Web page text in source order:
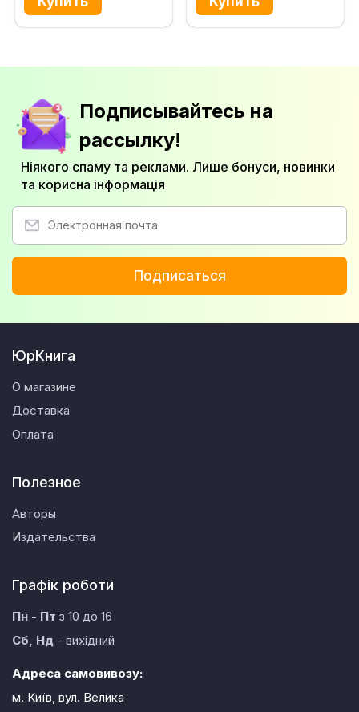
Подписывайтесь на
рассылку!
Ніякого спаму та реклами. Лише бонуси, новинки
та корисна інформація
Подписаться
ЮрКнига
О магазине
Доставка
Оплата
Полезное
Авторы
Издательства
Графік роботи
Пн - Пт з 10 до 16
Сб, Нд - вихідний
Адреса самовивозу:
м. Київ, вул. Велика